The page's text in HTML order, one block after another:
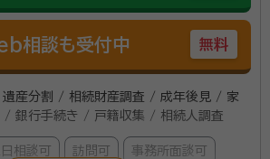
相談も受付中 無料
産分割 / 相続財産調査 / 成年後見 / 家
/ 銀行手続き / 戸籍収集 / 相続人調査
相談可 訪問可 事務所面談可